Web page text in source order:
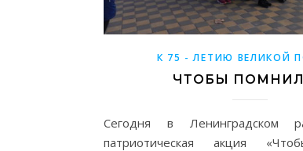
К 75 - ЛЕТИЮ ВЕЛИКОЙ
ЧТОБЫ
Сегодня в Ленинградском
патриотическая акция